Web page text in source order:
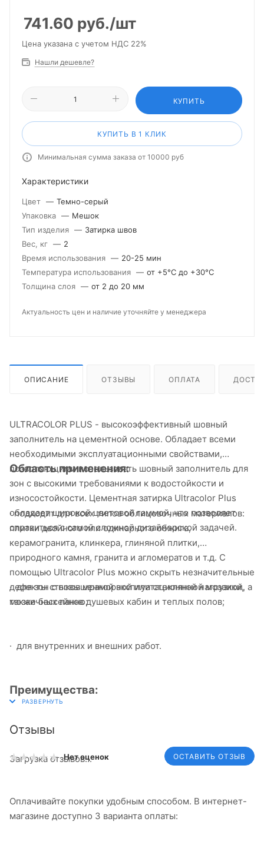
741.60 руб./шт
Цена указана с учетом НДС 22%
Нашли дешевле?
КУПИТЬ
КУПИТЬ В 1 КЛИК
Минимальная сумма заказа от 10000 руб
Характеристики
Цвет — Темно-серый
Упаковка — Мешок
Тип изделия — Затирка швов
Вес, кг — 2
Время использования — 20-25 мин
Температура использования — от +5°С до +30°С
Толщина слоя — от 2 до 20 мм
Актуальность цен и наличие уточняйте у менеджера
ОПИСАНИЕ ОТЗЫВЫ ОПЛАТА
ULTRACOLOR PLUS - высокоэффективный шовный
заполнитель на цементной основе. Обладает всеми
необходимыми эксплуатационными свойствами,
позволяющими использовать шовный заполнитель для
зон с высокими требованиями к водостойкости и
износостойкости. Цементная затирка Ultracolor Plus
обладает широкой цветовой гаммой, что позволяет
справиться с самой сложной дизайнерской задачей.
Область применения:
· подходит для всех типов облицовочных материалов:
плитки двойного или одинарного обжига,
керамогранита, клинкера, глиняной плитки,
природного камня, гранита и агломератов и т.д. С
помощью Ultracolor Plus можно скрыть незначительные
дефекты стыков мраморной или стеклянной мозаики,
мозаичных панно;
· для зон с повышенной эксплуатационной нагрузкой, а
также бассейнов душевых кабин и теплых полов;
· для внутренних и внешних работ.
Преимущества:
Отзывы
Нет оценок ОСТАВИТЬ ОТЗЫВ
Загрузка отзывов...
Оплачивайте покупки удобным способом. В интернет-
магазине доступно 3 варианта оплаты: